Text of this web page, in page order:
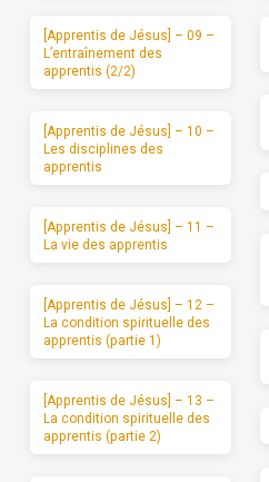
[Apprentis de Jésus] – 09 –
L’entraînement des
apprentis (2/2)
[Apprentis de Jésus] – 10 –
Les disciplines des
apprentis
[Apprentis de Jésus] – 11 –
La vie des apprentis
[Apprentis de Jésus] – 12 –
La condition spirituelle des
apprentis (partie 1)
[Apprentis de Jésus] – 13 –
La condition spirituelle des
apprentis (partie 2)